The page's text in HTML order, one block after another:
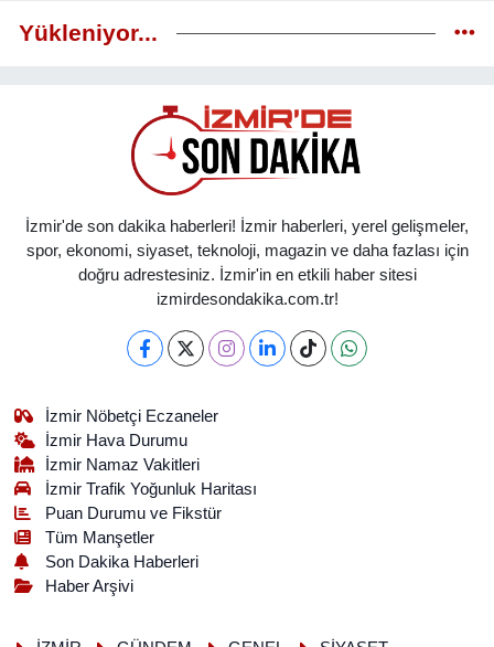
Yükleniyor...
İzmir'de son dakika haberleri! İzmir haberleri, yerel gelişmeler,
spor, ekonomi, siyaset, teknoloji, magazin ve daha fazlası için
doğru adrestesiniz. İzmir'in en etkili haber sitesi
izmirdesondakika.com.tr!
İzmir Nöbetçi Eczaneler
İzmir Hava Durumu
İzmir Namaz Vakitleri
İzmir Trafik Yoğunluk Haritası
Puan Durumu ve Fikstür
Tüm Manşetler
Son Dakika Haberleri
Haber Arşivi